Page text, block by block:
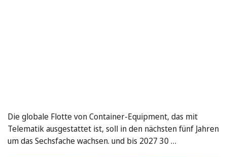
Die globale Flotte von Container-Equipment, das mit
Telematik ausgestattet ist, soll in den nächsten fünf Jahren
um das Sechsfache wachsen. und bis 2027 30 …